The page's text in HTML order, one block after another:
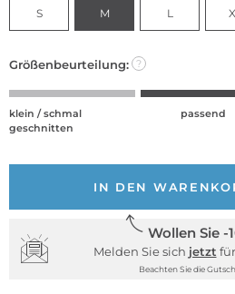
S M L
Größenbeurteilung: ?
klein / schmal
geschnitten
passend
IN DEN
Wollen Sie -
Melden Sie sich jetzt
Beachten Sie die